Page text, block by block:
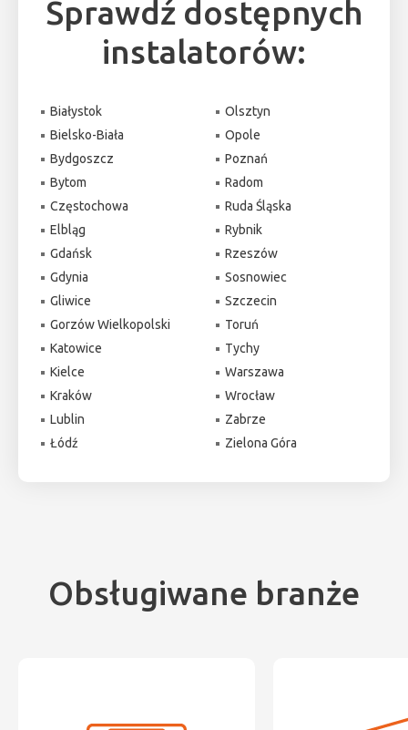
Sprawdź dostępnych
instalatorów:
Białystok
Bielsko-Biała
Bydgoszcz
Bytom
Częstochowa
Elbląg
Gdańsk
Gdynia
Gliwice
Gorzów Wielkopolski
Katowice
Kielce
Kraków
Lublin
Łódź
Olsztyn
Opole
Poznań
Radom
Ruda Śląska
Rybnik
Rzeszów
Sosnowiec
Szczecin
Toruń
Tychy
Warszawa
Wrocław
Zabrze
Zielona Góra
Obsługiwane branże